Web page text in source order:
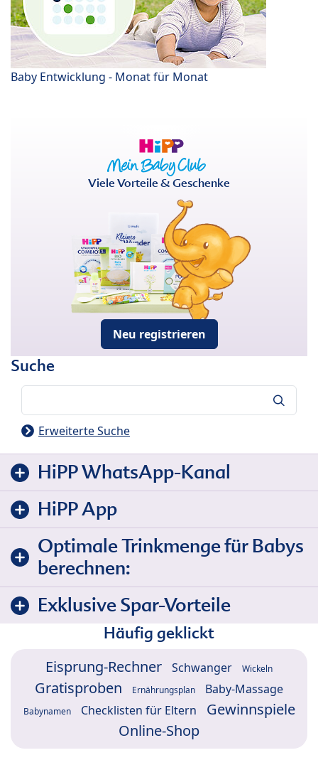
Baby Entwicklung - Monat für Monat
Viele Vorteile & Geschenke
Neu registrieren
Suche
Erweiterte Suche
HiPP WhatsApp-Kanal
HiPP App
Optimale Trinkmenge für Babys
berechnen:
Exklusive Spar-Vorteile
Häufig geklickt
Eisprung-Rechner Schwanger Wickeln
Gratisproben Ernährungsplan Baby-Massage
Babynamen Checklisten für Eltern
Gewinnspiele
Online-Shop